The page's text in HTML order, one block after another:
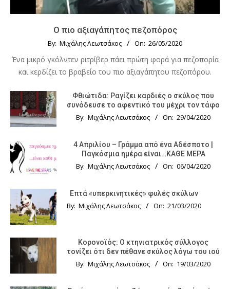
Ο πιο αξιαγάπητος πεζοπόρος
By: Μιχάλης Λεωτσάκος On: 26/05/2020
Ένα μικρό γκόλντεν ριτρίβερ πάει πρώτη φορά για πεζοπορία
και κερδίζει το βραβείο του πιο αξιαγάπητου πεζοπόρου.
Φθιώτιδα: Ραγίζει καρδιές ο σκύλος που
συνόδευσε το αφεντικό του μέχρι τον τάφο
By: Μιχάλης Λεωτσάκος On: 29/04/2020
4 Απριλίου – Γράμμα από ένα Αδέσποτο |
Παγκόσμια ημέρα είναι…ΚΑΘΕ ΜΕΡΑ
By: Μιχάλης Λεωτσάκος On: 06/04/2020
Επτά «υπερκινητικές» φυλές σκύλων
By: Μιχάλης Λεωτσάκος On: 21/03/2020
Κορονοϊός: Ο κτηνιατρικός σύλλογος
τονίζει ότι δεν πέθανε σκύλος λόγω του ιού
By: Μιχάλης Λεωτσάκος On: 19/03/2020